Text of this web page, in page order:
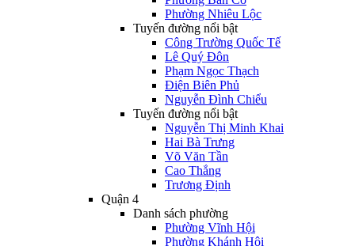
Phường Nhiêu Lộc
Tuyến đường nổi bật
Công Trường Quốc Tế
Lê Quý Đôn
Phạm Ngọc Thạch
Điện Biên Phủ
Nguyễn Đình Chiểu
Tuyến đường nổi bật
Nguyễn Thị Minh Khai
Hai Bà Trưng
Võ Văn Tần
Cao Thắng
Trương Định
Quận 4
Danh sách phường
Phường Vĩnh Hội
Phường Khánh Hội